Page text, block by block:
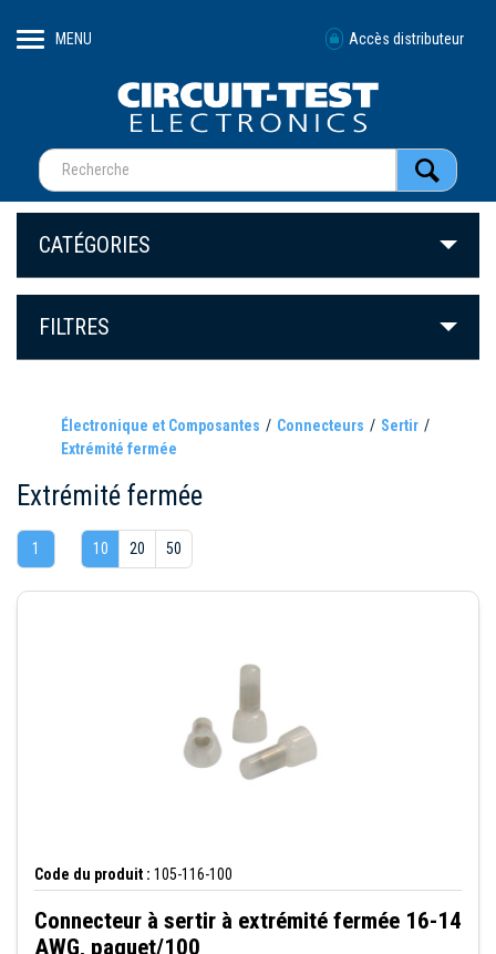
MENU Accès distributeur
CATÉGORIES
FILTRES
Électronique et Composantes Connecteurs
Sertir
Extrémité fermée
Extrémité fermée
1 10 20 50
Code du produit : 105-116-100
Connecteur à sertir à extrémité fermée 16-14
AWG, paquet/100